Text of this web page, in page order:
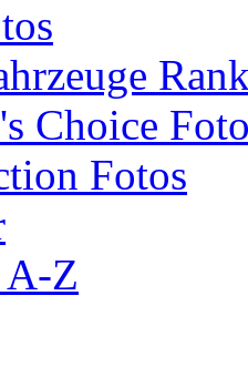
Choice
Fotos
A-Z